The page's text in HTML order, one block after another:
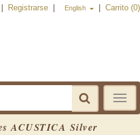
Registrarse English Carrito (0)
Toggle
ACUSTICA Silver